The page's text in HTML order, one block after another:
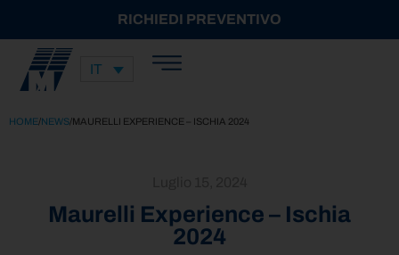
RICHIEDI PREVENTIVO
IT
HOME/NEWS/MAURELLI EXPERIENCE – ISCHIA 2024
Maurelli Experience – Ischia
2024